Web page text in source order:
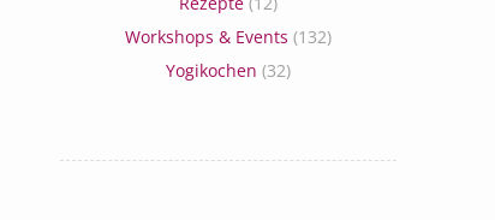
Workshops & Events (132)
Yogikochen (32)